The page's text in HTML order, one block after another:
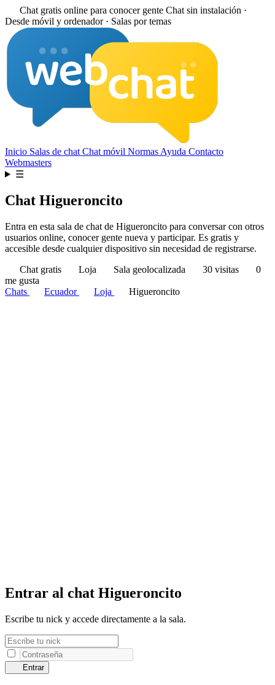
Chat gratis online para conocer gente Chat sin instalación ·
Desde móvil y ordenador · Salas por temas
Inicio Salas de chat Chat móvil Normas Ayuda Contacto
Webmasters
☰
Chat Higueroncito
Entra en esta sala de chat de Higueroncito para conversar con otros
usuarios online, conocer gente nueva y participar. Es gratis y
accesible desde cualquier dispositivo sin necesidad de registrarse.
Chat gratis
Loja Sala geolocalizada 30 visitas
0
me gusta
Chats
Ecuador Loja Higueroncito
Entrar al chat Higueroncito
Escribe tu nick y accede directamente a la sala.
Entrar